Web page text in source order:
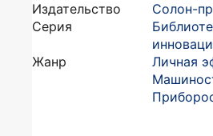
Издательство
Солон-
Серия
Жанр
Личная